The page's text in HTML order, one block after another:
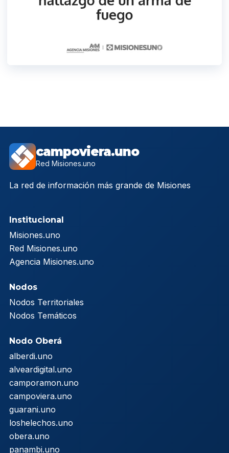
campoviera.uno
Red Misiones.uno
La red de información más grande de Misiones
Institucional
Misiones.uno
Red Misiones.uno
Agencia Misiones.uno
Nodos
Nodos Territoriales
Nodos Temáticos
Nodo Oberá
alberdi.uno
alveardigital.uno
camporamon.uno
campoviera.uno
guarani.uno
loshelechos.uno
obera.uno
panambi.uno